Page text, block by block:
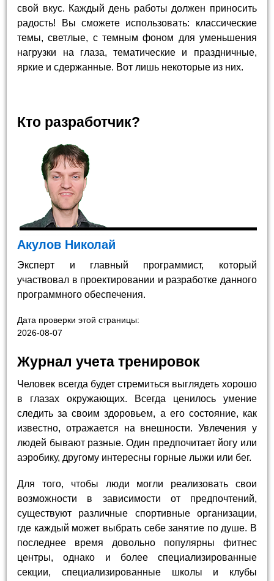
свой вкус. Каждый день работы должен приносить
радость! Вы сможете использовать: классические
темы, светлые, с темным фоном для уменьшения
нагрузки на глаза, тематические и праздничные,
яркие и сдержанные. Вот лишь некоторые из них.
Кто разработчик?
Акулов Николай
Эксперт и главный программист, который
участвовал в проектировании и разработке данного
программного обеспечения.
Дата проверки этой страницы:
2026-08-07
Журнал учета тренировок
Человек всегда будет стремиться выглядеть хорошо
в глазах окружающих. Всегда ценилось умение
следить за своим здоровьем, а его состояние, как
известно, отражается на внешности. Увлечения у
людей бывают разные. Один предпочитает йогу или
аэробику, другому интересны горные лыжи или бег.
Для того, чтобы люди могли реализовать свои
возможности в зависимости от предпочтений,
существуют различные спортивные организации,
где каждый может выбрать себе занятие по душе. В
последнее время довольно популярны фитнес
центры, однако и более специализированные
секции, специализированные школы и клубы